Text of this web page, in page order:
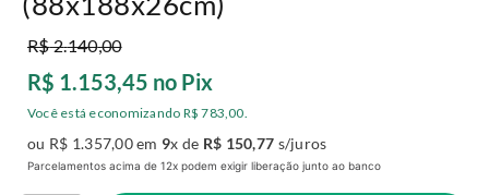
R$2.140,00
R$ 1.153,45 no Pix
Você está economizando R$ 783,00.
ou R$ 1.357,00em 9x de R$ 150,77 s/juros
Parcelamentos acima de 12x podem exigir liberação junto ao banco